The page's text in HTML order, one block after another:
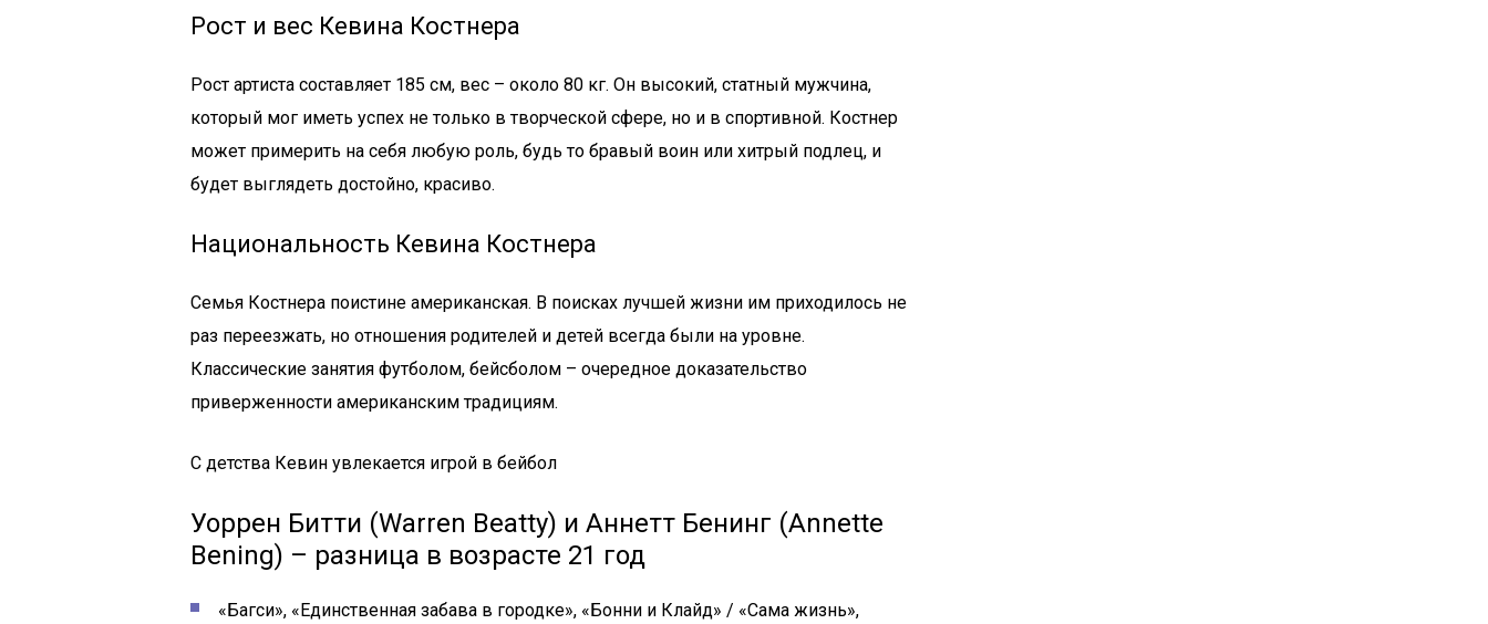
Рост и вес Кевина Костнера
Рост артиста составляет 185 см, вес – около 80 кг. Он высокий, статный мужчина,
который мог иметь успех не только в творческой сфере, но и в спортивной. Костнер
может примерить на себя любую роль, будь то бравый воин или хитрый подлец, и
будет выглядеть достойно, красиво.
Национальность Кевина Костнера
Семья Костнера поистине американская. В поисках лучшей жизни им приходилось не
раз переезжать, но отношения родителей и детей всегда были на уровне.
Классические занятия футболом, бейсболом – очередное доказательство
приверженности американским традициям.
С детства Кевин увлекается игрой в бейбол
Уоррен Битти (Warren Beatty) и Аннетт Бенинг (Annette
Bening) – разница в возрасте 21 год
«Багси», «Единственная забава в городке», «Бонни и Клайд» / «Сама жизнь»,